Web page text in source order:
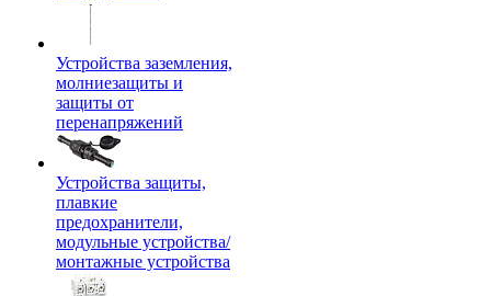
Устройства заземления,
молниезащиты и
защиты от
перенапряжений
Устройства защиты,
плавкие
предохранители,
модульные устройства/
монтажные устройства